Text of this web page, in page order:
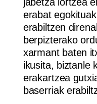
erabat
erabiltzen
berpizterako
xarmant baten
ikusita, biztanle
erakartzea
baserriak